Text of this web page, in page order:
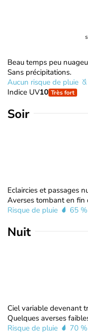
Beau temps peu
Sans précipitations.
Aucun risque de pluie
Indice UV10 Très fort
Soir
Eclaircies et passages
Averses tombant en fin
Risque de pluie
65 %
Nuit
Ciel variable devenant
Quelques averses
Risque de pluie
70 %